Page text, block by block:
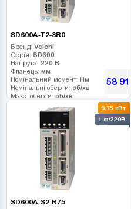
SD600A-T2-3R0
Бренд: Veichi
Серія: SD600
Напруга: 220 В
Фланець: мм
Номінальний момент: Нм
Номінальні оберти: об/хв
Макс. оберти: об/хв
58 914
0.75 кВт
1-ф/220В
SD600A-S2-R75